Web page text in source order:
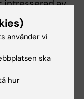
intresserad av
**–
använder vi
ska
hur